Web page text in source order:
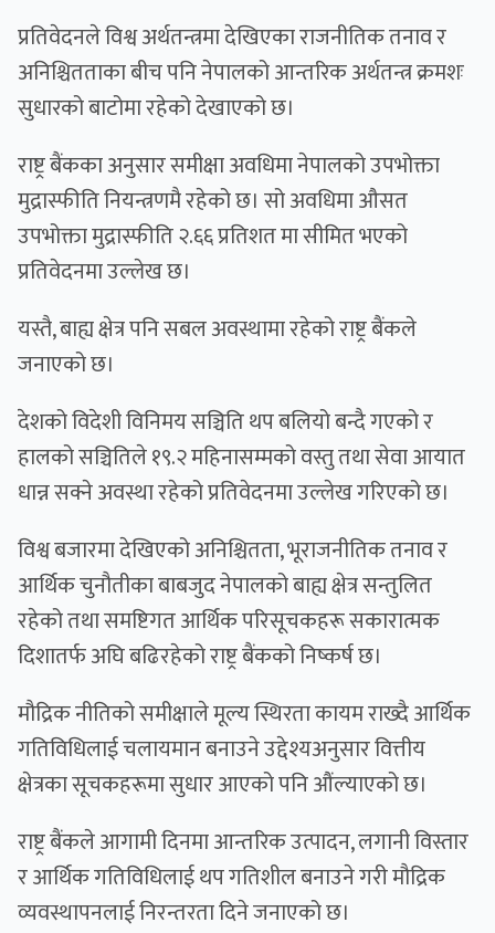
प्रतिवेदनले विश्व अर्थतन्त्रमा देखिएका राजनीतिक तनाव र
अनिश्चितताका बीच पनि नेपालको आन्तरिक अर्थतन्त्र क्रमशः
सुधारको बाटोमा रहेको देखाएको छ।
राष्ट्र बैंकका अनुसार समीक्षा अवधिमा नेपालको उपभोक्ता
मुद्रास्फीति नियन्त्रणमै रहेको छ। सो अवधिमा औसत
उपभोक्ता मुद्रास्फीति २.६६ प्रतिशत मा सीमित भएको
प्रतिवेदनमा उल्लेख छ।
यस्तै, बाह्य क्षेत्र पनि सबल अवस्थामा रहेको राष्ट्र बैंकले
जनाएको छ।
देशको विदेशी विनिमय सञ्चिति थप बलियो बन्दै गएको र
हालको सञ्चितिले १९.२ महिनासम्मको वस्तु तथा सेवा आयात
धान्न सक्ने अवस्था रहेको प्रतिवेदनमा उल्लेख गरिएको छ।
विश्व बजारमा देखिएको अनिश्चितता, भूराजनीतिक तनाव र
आर्थिक चुनौतीका बाबजुद नेपालको बाह्य क्षेत्र सन्तुलित
रहेको तथा समष्टिगत आर्थिक परिसूचकहरू सकारात्मक
दिशातर्फ अघि बढिरहेको राष्ट्र बैंकको निष्कर्ष छ।
मौद्रिक नीतिको समीक्षाले मूल्य स्थिरता कायम राख्दै आर्थिक
गतिविधिलाई चलायमान बनाउने उद्देश्यअनुसार वित्तीय
क्षेत्रका सूचकहरूमा सुधार आएको पनि औंल्याएको छ।
राष्ट्र बैंकले आगामी दिनमा आन्तरिक उत्पादन, लगानी विस्तार
र आर्थिक गतिविधिलाई थप गतिशील बनाउने गरी मौद्रिक
व्यवस्थापनलाई निरन्तरता दिने जनाएको छ।